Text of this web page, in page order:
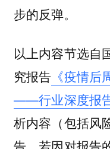
步的反弹。
以上内容节选自
究报告 《疫情
——行业深度报告
析内容（包括风